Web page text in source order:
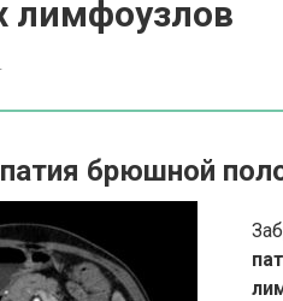
брюшной